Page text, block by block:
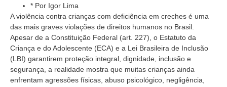
* Por Igor Lima
A violência contra crianças com deficiência em creches é uma
das mais graves violações de direitos humanos no Brasil.
Apesar de a Constituição Federal (art. 227), o Estatuto da
Criança e do Adolescente (ECA) e a Lei Brasileira de Inclusão
(LBI) garantirem proteção integral, dignidade, inclusão e
segurança, a realidade mostra que muitas crianças ainda
enfrentam agressões físicas, abuso psicológico, negligência,